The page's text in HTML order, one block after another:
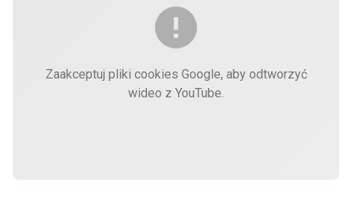
Zaakceptuj pliki cookies Google, aby odtworzyć
wideo z YouTube.